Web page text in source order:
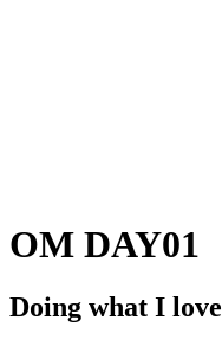
OM DAY01
Doing what I love